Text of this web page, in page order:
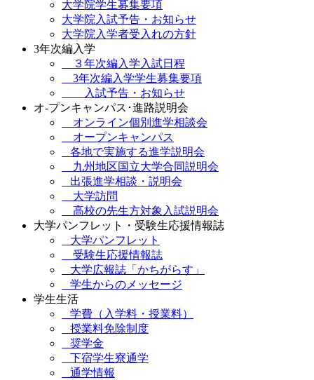
大学院学生募集要項
大学院入試予告・お知らせ
大学院入学者受入れの方針
3年次編入学
３年次編入学入試日程
3年次編入学学生募集要項
入試予告・お知らせ
オ-プンキャンパス･進路説明会
オンライン個別進学相談会
オープンキャンパス
各地で実施する進学説明会
九州地区国立大学合同説明会
出張進学相談・説明会
大学訪問
高校の先生方対象入試説明会
大学パンフレット・受験生応援情報誌
大学パンフレット
受験生応援情報誌
大学広報誌「かちがらす」
学生からのメッセージ
学生生活
学費（入学料・授業料）
授業料免除制度
奨学金
下宿学生寮通学
通学情報